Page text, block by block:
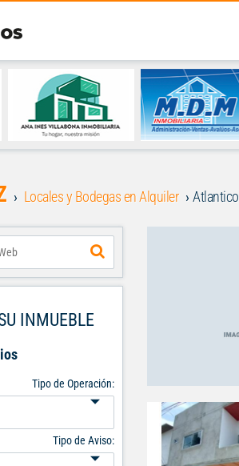
Locales y Bodegas en Alquiler Atlantico
INMUEBLE
Tipo de Operación:
Tipo de Aviso: